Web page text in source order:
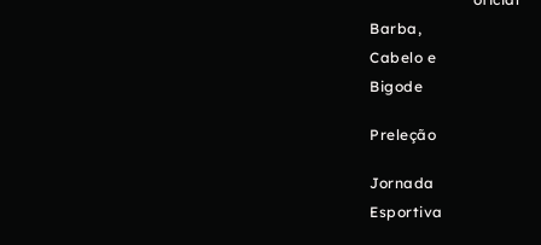
Barba,
Cabelo e
Bigode
Preleção
Jornada
Esportiva